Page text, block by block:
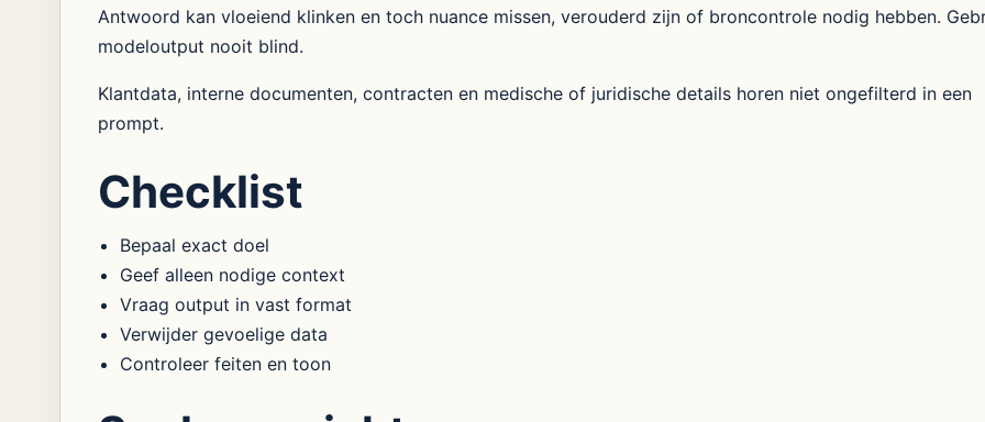
Antwoord kan vloeiend klinken en toch nuance missen, verouderd zijn of broncontrole nodig hebben.
modeloutput nooit blind.
Klantdata, interne documenten, contracten en medische of juridische details horen niet ongefilterd in een
prompt.
Checklist
Bepaal exact doel
Geef alleen nodige context
Vraag output in vast format
Verwijder gevoelige data
Controleer feiten en toon